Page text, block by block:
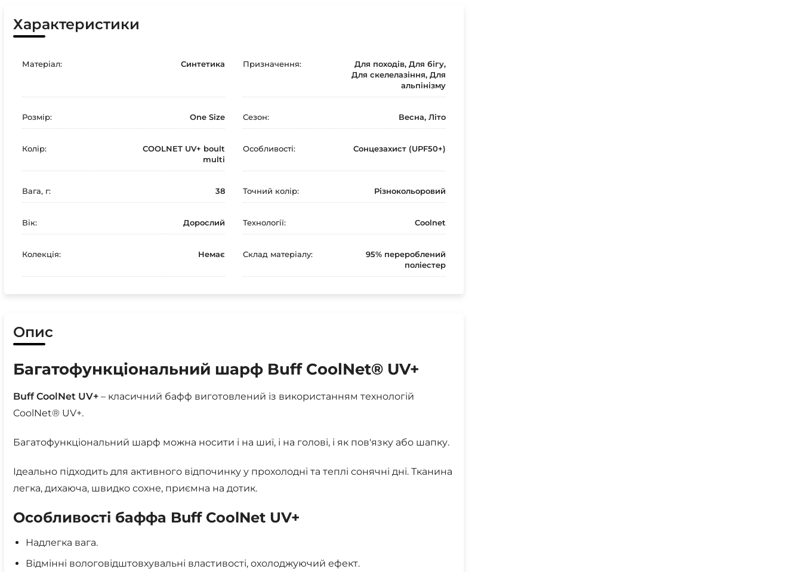
Характеристики
Матеріал: Синтетика Призначення:
Для походів, Для бігу,
Для скелелазіння, Для
альпінізму
Розмір: One Size Сезон: Весна, Літо
Колір:
COOLNET UV+ boult
multi
Особливості: Сонцезахист (UPF50+)
Вага, г: 38 Точний колір: Різнокольоровий
Вік: Дорослий Технології: Coolnet
Колекція: Немає Склад матеріалу:
95% перероблений
поліестер
Опис
Багатофункціональний шарф Buff CoolNet® UV+
Buff CoolNet UV+ – класичний бафф виготовлений із використанням технологій
CoolNet® UV+.
Багатофункціональний шарф можна носити і на шиї, і на голові, і як пов'язку або шапку.
Ідеально підходить для активного відпочинку у прохолодні та теплі сонячні дні. Тканина
легка, дихаюча, швидко сохне, приємна на дотик.
Особливості баффа Buff CoolNet UV+
Надлегка вага.
Відмінні вологовідштовхувальні властивості, охолоджуючий ефект.